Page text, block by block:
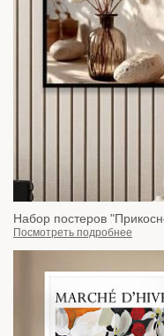
Набор постеров
Посмотреть подробнее